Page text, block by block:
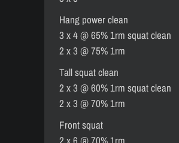
Hang power clean
3 x 4 @ 65% 1rm squat clean
2 x 3 @ 75% 1rm
Tall squat clean
2 x 3 @ 60% 1rm squat clean
2 x 3 @ 70% 1rm
Front squat